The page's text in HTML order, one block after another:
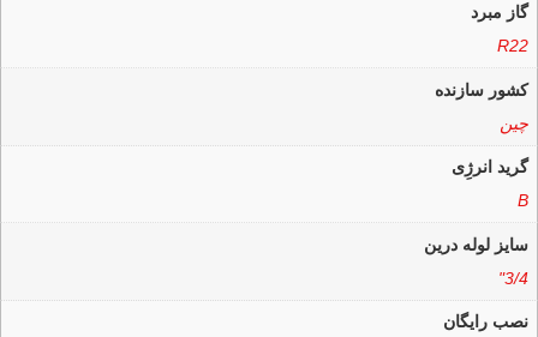
گاز مبرد
R22
کشور سازنده
چین
گرید انرژِی
B
سایز لوله درین
3/4"
نصب رایگان